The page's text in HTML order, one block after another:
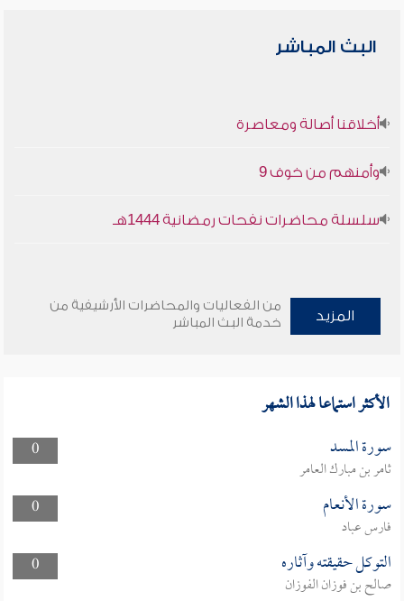
البث المباشر
أخلاقنا أصالة ومعاصرة
وأمنهم من خوف 9
سلسلة محاضرات نفحات رمضانية 1444هـ
المزيد
من الفعاليات والمحاضرات الأرشيفية من
خدمة البث المباشر
الأكثر استماعا لهذا الشهر
0 سورة المسد
ثامر بن مبارك العامر
0
سورة الأنعام
فارس عباد
0
التوكل حقيقته وآثاره
صالح بن فوزان الفوزان